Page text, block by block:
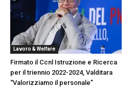
Lavoro & Welfare
Firmato il Ccnl Istruzione e Ricerca
per il triennio 2022-2024, Valditara
“Valorizziamo il personale”